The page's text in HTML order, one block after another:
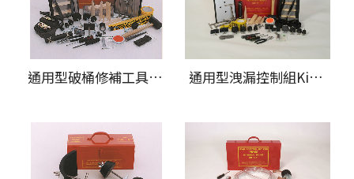
通用型破桶修補工具Kit AE(標準工具組) & AE-NS(無火花工具組) 通用型洩漏控制組Kit A1(標準工具組) & A1-NS(無火花工具組)